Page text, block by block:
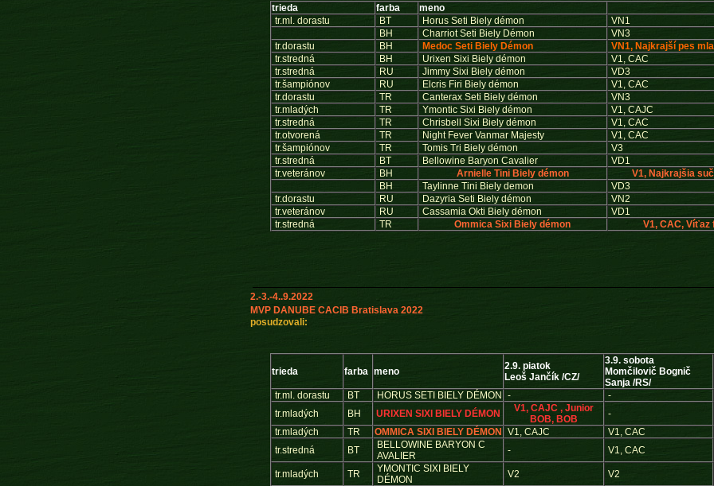
trieda farba
meno
tr.ml. dorastu
BT Horus Seti Biely démon
VN1
BH
Charriot Seti Biely Démon
VN3
tr.dorastu
BH Medoc Seti Biely Démon
VN1, Najkrajší pes
tr.stredná
BH Urixen Sixi Biely démon
V1, CAC
tr.stredná
RU Jimmy Sixi Biely démon
VD3
tr.šampiónov
RU Elcris Firi Biely démon
V1, CAC
tr.dorastu
TR Canterax Seti Biely démon
VN3
tr.mladých
TR Ymontic Sixi Biely démon
V1, CAJC
tr.stredná
TR Chrisbell Sixi Biely démon
V1, CAC
tr.otvorená
TR Night Fever Vanmar Majesty
V1, CAC
tr.šampiónov
TR Tomis Tri Biely démon
V3
tr.stredná
BT Bellowine Baryon Cavalier
VD1
tr.veteránov
BH Arnielle Tini Biely démon
V1, Najkrajšia
BH
Taylinne Tini Biely demon
VD3
tr.dorastu
RU Dazyria Seti Biely démon
VN2
tr.veteránov
RU Cassamia Okti Biely démon
VD1
tr.stredná
TR Ommica Sixi Biely démon V1, CAC, Víťaz
2.-3.-4..9.2022
MVP DANUBE CACIB Bratislava 2022
posudzovali:
trieda farba meno
2.9. piatok
Leoš Jančík /CZ/
3.9. sobota
Momčilovič Bognič
Sanja /RS/
tr.ml. dorastu
BT HORUS SETI BIELY DÉMON -
-
tr.mladých
BH URIXEN SIXI BIELY DÉMON
V1, CAJC , Junior
BOB, BOB
-
tr.mladých
TR OMMICA SIXI BIELY DÉMON V1, CAJC
V1, CAC
tr.stredná
BT
BELLOWINE BARYON C
AVALIER
- V1, CAC
tr.mladých TR
YMONTIC SIXI BIELY
DÉMON
V2 V2